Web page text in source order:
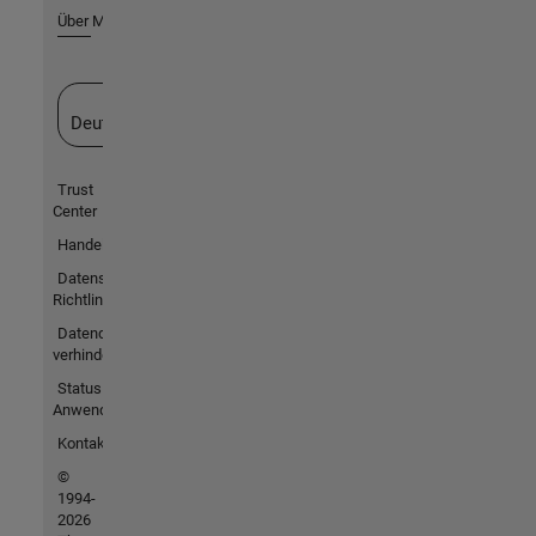
Über MathWorks
Deutschland
Trust
Center
Handelsmarken
Datenschutz-
Richtlinien
Datendiebstahl
verhindern
Status von
Anwendungen
Kontakt
©
1994-
2026